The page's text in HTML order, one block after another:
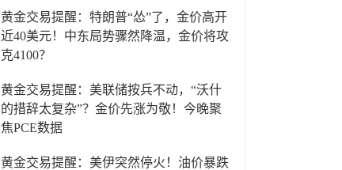
黄金交易提醒：特朗普“怂”了，金价高开
近40美元！中东局势骤然降温，金价将攻
克4100？
黄金交易提醒：美联储按兵不动，“沃什
的措辞太复杂”？金价先涨为敬！今晚聚
焦PCE数据
黄金交易提醒：美伊突然停火！油价暴跌